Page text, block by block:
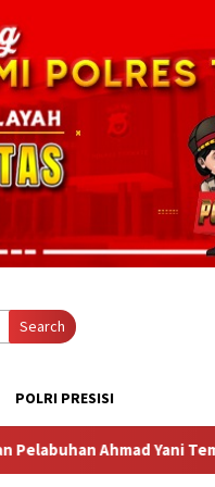
Search
POLRI PRESISI
di Atas Kapal Penumpang